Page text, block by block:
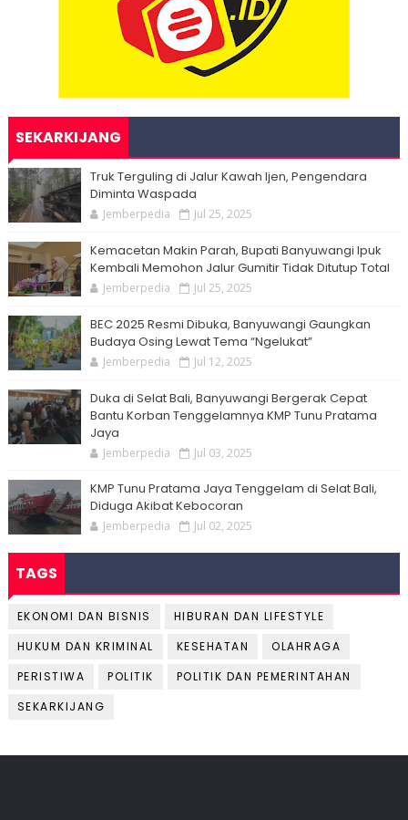
SEKARKIJANG
Truk Terguling di Jalur Kawah Ijen, Pengendara
Diminta Waspada
Jemberpedia Jul 25, 2025
Kemacetan Makin Parah, Bupati Banyuwangi Ipuk
Kembali Memohon Jalur Gumitir Tidak Ditutup Total
Jemberpedia Jul 25, 2025
BEC 2025 Resmi Dibuka, Banyuwangi Gaungkan
Budaya Osing Lewat Tema “Ngelukat”
Jemberpedia Jul 12, 2025
Duka di Selat Bali, Banyuwangi Bergerak Cepat
Bantu Korban Tenggelamnya KMP Tunu Pratama
Jaya
Jemberpedia Jul 03, 2025
KMP Tunu Pratama Jaya Tenggelam di Selat Bali,
Diduga Akibat Kebocoran
Jemberpedia Jul 02, 2025
TAGS
EKONOMI DAN BISNIS
HIBURAN DAN LIFESTYLE
HUKUM DAN KRIMINAL
KESEHATAN
OLAHRAGA
PERISTIWA
POLITIK
POLITIK DAN PEMERINTAHAN
SEKARKIJANG